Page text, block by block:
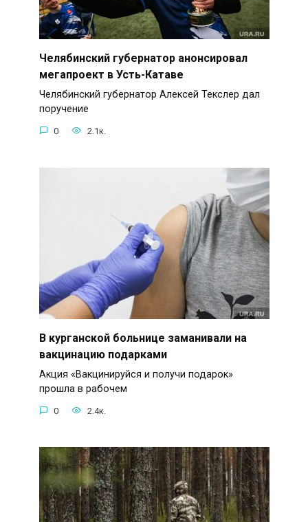
Челябинский губернатор анонсировал
мегапроект в Усть-Катаве
Челябинский губернатор Алексей Текслер дал
поручение
0 2.1к.
В курганской больнице заманивали на
вакцинацию подарками
Акция «Вакцинируйся и получи подарок»
прошла в рабочем
0 2.4к.